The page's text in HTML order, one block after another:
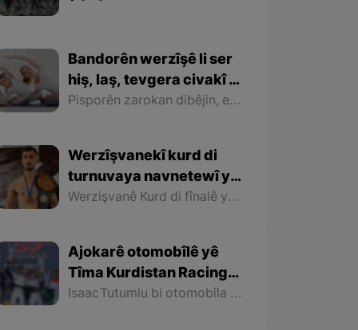
Bandorên werzîşê li ser
hiş, laş, tevgera civakî û
perwerdehiya zarokanPisporên zarokan dibêjin, eger zarok bigihêje temenê bihîstinê û ne xwediyê şiyanên bedenî yên bihêz be, wek nimûne, nekare bi tenê biçe ser kursîyekê rûnê û qelemê bigire, dê bandoreke mezin li ser temenê çûna wî ya dibistanê hebe.
Werzîşvanekî kurd di
turnuvaya navnetewî ya
Kickboksê de madalyaWerzişvanê Kurd di fînalê ya li hember wezişvanekî mazûvan de serkeftin bidestxist û bilî bidestxistina madalya zêr, wek werizişvanê herî xwedî teknîk ê wê Turnuvayê jî hat destnîşankirin.
Ajokarê otomobîlê yê
Tîma Kurdistan Racingê
di pêşbirka
Isaac Tutumlu bi otomobîla xwe ya taybet a ku nav û alaya Kurdistanê li ser e, di pêşbirka GT World Challengeyê de pileya sêyemîn bi dest xist.